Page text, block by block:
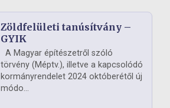
Zöldfelületi tanúsítvány –
GYIK
A Magyar építészetről szóló
törvény (Méptv.), illetve a kapcsolódó
kormányrendelet 2024 októberétől új
módo...